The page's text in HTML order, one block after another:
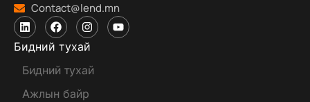
Contact@lend.mn
Бидний тухай
Бидний тухай
Ажлын байр